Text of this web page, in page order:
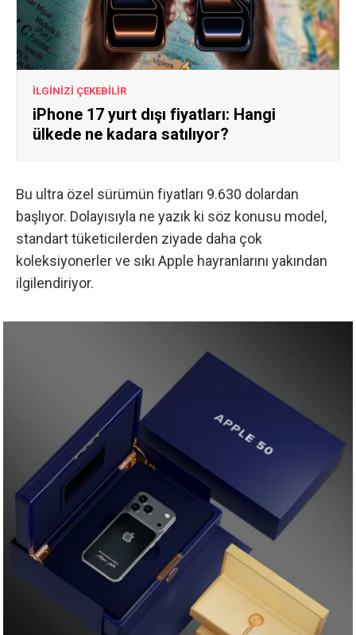
İLGİNİZİ ÇEKEBİLİR
iPhone 17 yurt dışı fiyatları: Hangi
ülkede ne kadara satılıyor?
Bu ultra özel sürümün fiyatları 9.630 dolardan
başlıyor. Dolayısıyla ne yazık ki söz konusu model,
standart tüketicilerden ziyade daha çok
koleksiyonerler ve sıkı Apple hayranlarını yakından
ilgilendiriyor.